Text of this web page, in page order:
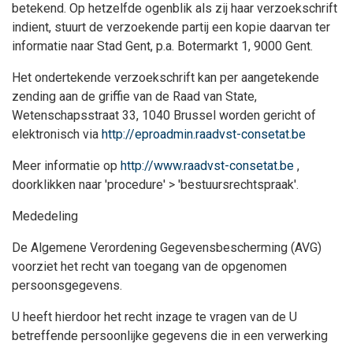
betekend. Op hetzelfde ogenblik als zij haar verzoekschrift
indient, stuurt de verzoekende partij een kopie daarvan ter
informatie naar Stad Gent, p.a. Botermarkt 1, 9000 Gent.
Het ondertekende verzoekschrift kan per aangetekende
zending aan de griffie van de Raad van State,
Wetenschapsstraat 33, 1040 Brussel worden gericht of
elektronisch via http://eproadmin.raadvst-consetat.be
Meer informatie op http://www.raadvst-consetat.be ,
doorklikken naar 'procedure' > 'bestuursrechtspraak'.
Mededeling
De Algemene Verordening Gegevensbescherming (AVG)
voorziet het recht van toegang van de opgenomen
persoonsgegevens.
U heeft hierdoor het recht inzage te vragen van de U
betreffende persoonlijke gegevens die in een verwerking